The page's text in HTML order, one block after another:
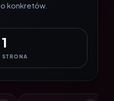
konkretów.
1
STRONA